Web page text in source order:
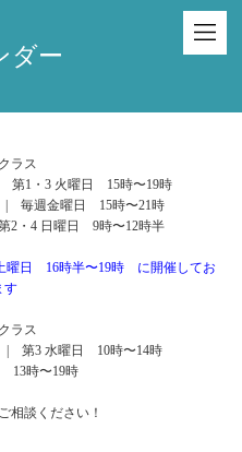
ダー
ラス
1・3 火曜日 15時〜19時
| 毎週金曜日 15時〜21時
・4 日曜日 9時〜12時半
曜日 16時半〜19時 に開催してお
す
ラス
| 第3 水曜日 10時〜14時
13時〜19時
相談ください！